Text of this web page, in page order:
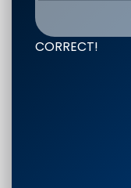
CORRECT!